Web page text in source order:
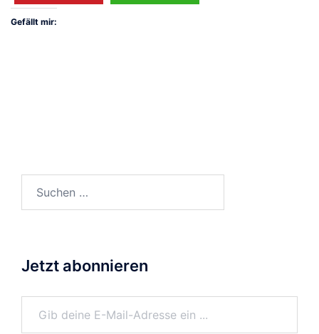
Gefällt mir:
nach:
Jetzt abonnieren
Gib deine E-Mail-Adresse ein ...